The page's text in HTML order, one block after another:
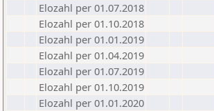
Elozahl per 01.07.2018
Elozahl per 01.10.2018
Elozahl per 01.01.2019
Elozahl per 01.04.2019
Elozahl per 01.07.2019
Elozahl per 01.10.2019
Elozahl per 01.01.2020